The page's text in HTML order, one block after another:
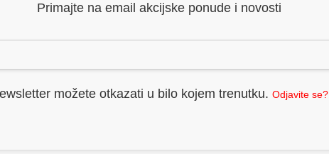
Primajte na email akcijske ponude i novosti
možete otkazati u bilo kojem trenutku. Odjavite se?